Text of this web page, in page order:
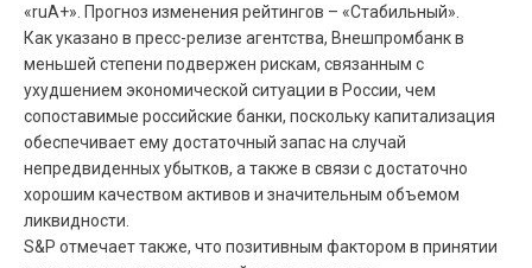
«ruA+». Прогноз изменения рейтингов – «Стабильный».
Как указано в пресс-релизе агентства, Внешпромбанк в
меньшей степени подвержен рискам, связанным с
ухудшением экономической ситуации в России, чем
сопоставимые российские банки, поскольку капитализация
обеспечивает ему достаточный запас на случай
непредвиденных убытков, а также в связи с достаточно
хорошим качеством активов и значительным объемом
ликвидности.
S&P отмечает также, что позитивным фактором в принятии